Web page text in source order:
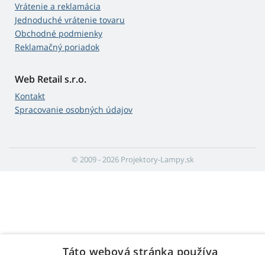
Vrátenie a reklamácia
Jednoduché vrátenie tovaru
Obchodné podmienky
Reklamačný poriadok
Web Retail s.r.o.
Kontakt
Spracovanie osobných údajov
© 2009 - 2026 Projektory-Lampy.sk
Táto webová stránka používa